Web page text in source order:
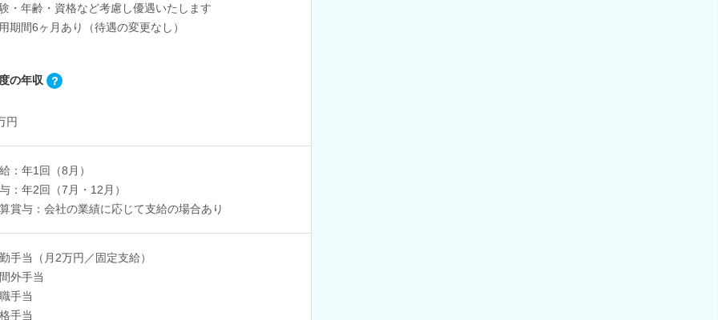
・年齢・資格など考慮し優遇いたします
期間6ヶ月あり（待遇の変更なし）
の年収
円
：年1回（8月）
：年2回（7月・12月）
賞与：会社の業績に応じて支給の場合あり
手当（月2万円／固定支給）
外手当
手当
手当